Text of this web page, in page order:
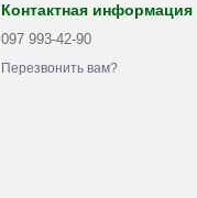
Контактная информация
097 993-42-90
Перезвонить вам?